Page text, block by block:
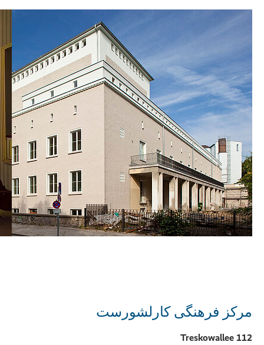
مرکز فرهنگی کارلشورست
Treskowallee 112